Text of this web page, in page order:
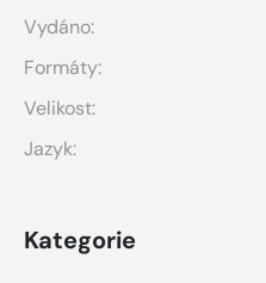
Vydáno:
Formáty:
Velikost:
Jazyk:
Kategorie